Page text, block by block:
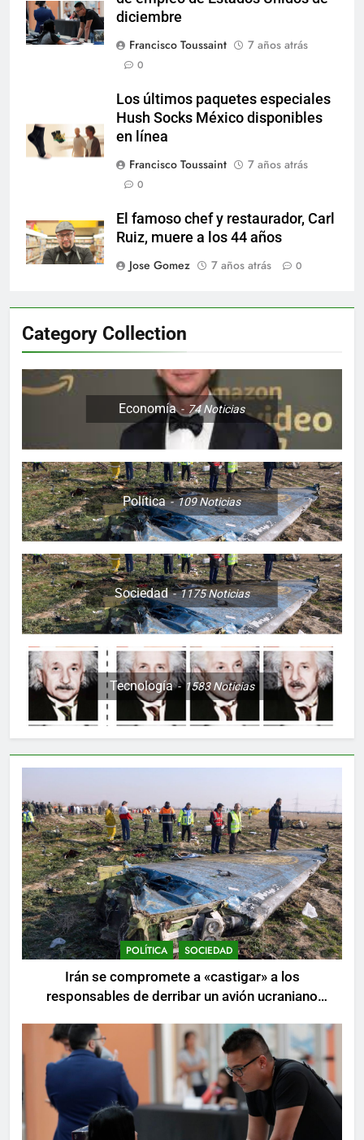
diciembre
Francisco Toussaint
7 años atrás
0
Los últimos paquetes especiales
Hush Socks México disponibles
en línea
Francisco Toussaint
7 años atrás
0
El famoso chef y restaurador, Carl
Ruiz, muere a los 44 años
Jose Gomez
7 años atrás 0
Category Collection
Economía 74Noticias
Política 109Noticias
Sociedad 1175Noticias
Tecnología 1583Noticias
POLÍTICA SOCIEDAD
Irán se compromete a «castigar» a los
responsables de derribar un avión ucraniano